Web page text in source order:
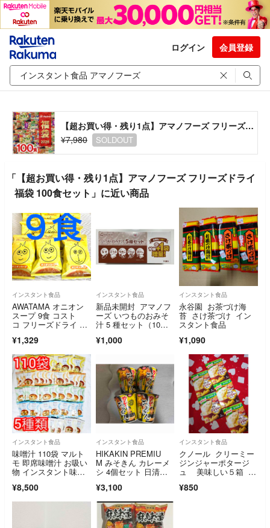
ログイン 会員登録
【超お買い得・残り1点】アマノフーズ フリーズドライ 福袋 100食セット
¥7,980
SOLDOUT
「【超お買い得・残り1点】アマノフーズ フリーズドライ
福袋 100食セット」に近い商品
インスタント食品
AWATAMA オニオン
スープ 9食 コスト
コ フリーズドライ ア
¥1,329
インスタント食品
新品未開封 アマノフ
ーズ いつものおみそ
汁 5 種セット（10食
¥1,000
インスタント食品
永谷園 お茶づけ海
苔 さけ茶づけ イン
スタント食品
¥1,090
インスタント食品
味噌汁 110袋 マルト
モ 即席味噌汁 お吸い
物 インスタント味噌
¥8,500
インスタント食品
HIKAKIN PREMIU
M みそきん カレーメ
シ 4個セット 日清食
¥3,100
インスタント食品
クノール クリーミー
ジンジャーポタージ
ュ 美味しい５箱 お
¥850